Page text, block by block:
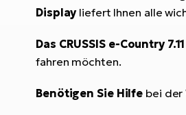
Displayliefert Ihnen alle
Das CRUSSIS e-Country
fahren möchten.
Benötigen Sie Hilfe bei der